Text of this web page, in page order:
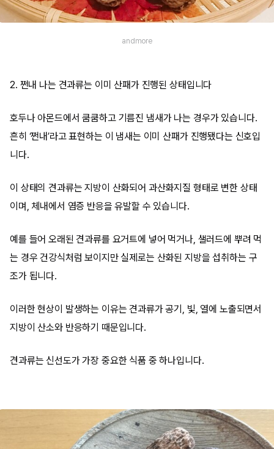
andmore
2. 쩐내 나는 견과류는 이미 산패가 진행된 상태입니다
호두나 아몬드에서 쿰쿰하고 기름진 냄새가 나는 경우가 있습니다.
흔히 ‘쩐내’라고 표현하는 이 냄새는 이미 산패가 진행됐다는 신호입
니다.
이 상태의 견과류는 지방이 산화되어 과산화지질 형태로 변한 상태
이며, 체내에서 염증 반응을 유발할 수 있습니다.
예를 들어 오래된 견과류를 요거트에 넣어 먹거나, 샐러드에 뿌려 먹
는 경우 건강식처럼 보이지만 실제로는 산화된 지방을 섭취하는 구
조가 됩니다.
이러한 현상이 발생하는 이유는 견과류가 공기, 빛, 열에 노출되면서
지방이 산소와 반응하기 때문입니다.
견과류는 신선도가 가장 중요한 식품 중 하나입니다.